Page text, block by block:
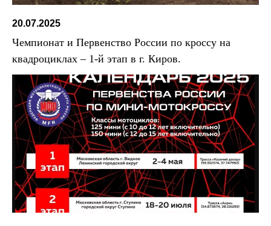
20.07.2025
Чемпионат и Первенство России по кроссу на
квадроциклах – 1-й этап в г. Киров.